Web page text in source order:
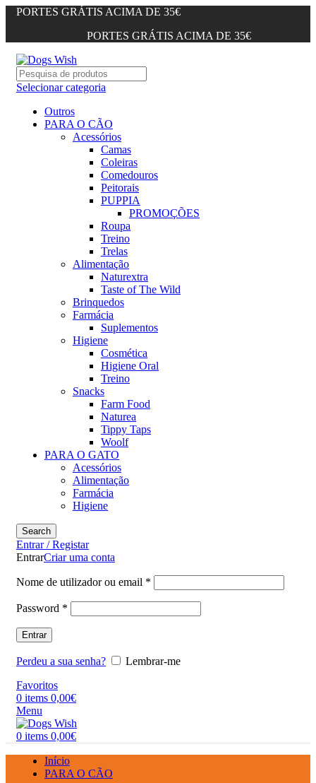
PORTES GRÁTIS ACIMA DE 35€
PORTES GRÁTIS ACIMA DE 35€
Selecionar categoria
Outros
PARA O CÃO
Acessórios
Camas
Coleiras
Comedouros
Peitorais
PUPPIA
PROMOÇÕES
Roupa
Treino
Trelas
Alimentação
Naturextra
Taste of The Wild
Brinquedos
Farmácia
Suplementos
Higiene
Cosmética
Higiene Oral
Treino
Snacks
Farm Food
Naturea
Tippy Taps
Woolf
PARA O GATO
Acessórios
Alimentação
Farmácia
Higiene
Search
Entrar / Registar
EntrarCriar uma conta
Nome de utilizador ou email *
Password *
Entrar
Perdeu a sua senha?
Lembrar-me
Favoritos
0 items 0,00€
Menu
0 items 0,00€
Início
PARA O CÃO